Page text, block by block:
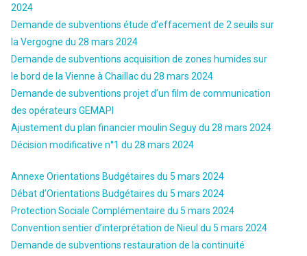
2024
Demande de subventions étude d’effacement de 2 seuils sur
la Vergogne du 28 mars 2024
Demande de subventions acquisition de zones humides sur
le bord de la Vienne à Chaillac du 28 mars 2024
Demande de subventions projet d’un film de communication
des opérateurs GEMAPI
Ajustement du plan financier moulin Seguy du 28 mars 2024
Décision modificative n°1 du 28 mars 2024
Annexe Orientations Budgétaires du 5 mars 2024
Débat d’Orientations Budgétaires du 5 mars 2024
Protection Sociale Complémentaire du 5 mars 2024
Convention sentier d’interprétation de Nieul du 5 mars 2024
Demande de subventions restauration de la continuité